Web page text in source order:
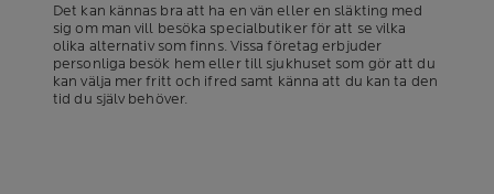
Det kan kännas bra att ha en vän eller en släkting med
sig om man vill besöka specialbutiker för att se vilka
olika alternativ som finns. Vissa företag erbjuder
personliga besök hem eller till sjukhuset som gör att du
kan välja mer fritt och ifred samt känna att du kan ta den
tid du själv behöver.